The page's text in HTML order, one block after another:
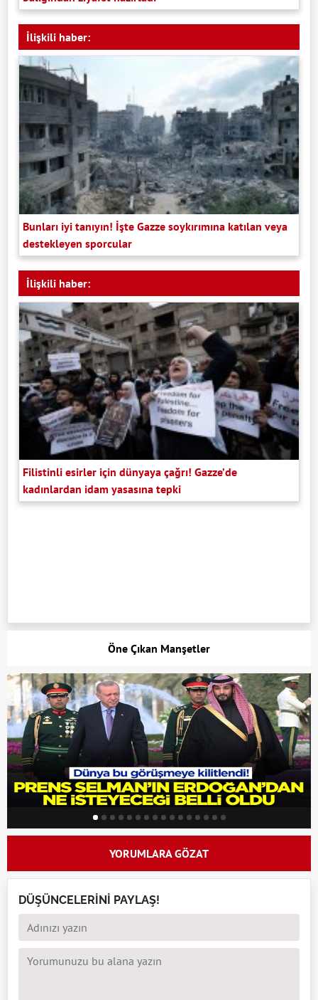
İlişkili haber:
Bunları iyi tanıyın! İşte Gazze soykırımına katılan veya
destekleyen sporcular
İlişkili haber:
Filistinli esirler için dünyaya çağrı! Gazze’de
kadınlardan idam yasasına tepki
Öne Çıkan Manşetler
YORUMLARA GÖZAT
DÜŞÜNCELERİNİ PAYLAŞ!